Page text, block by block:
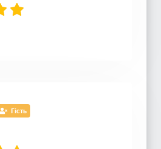
Гість